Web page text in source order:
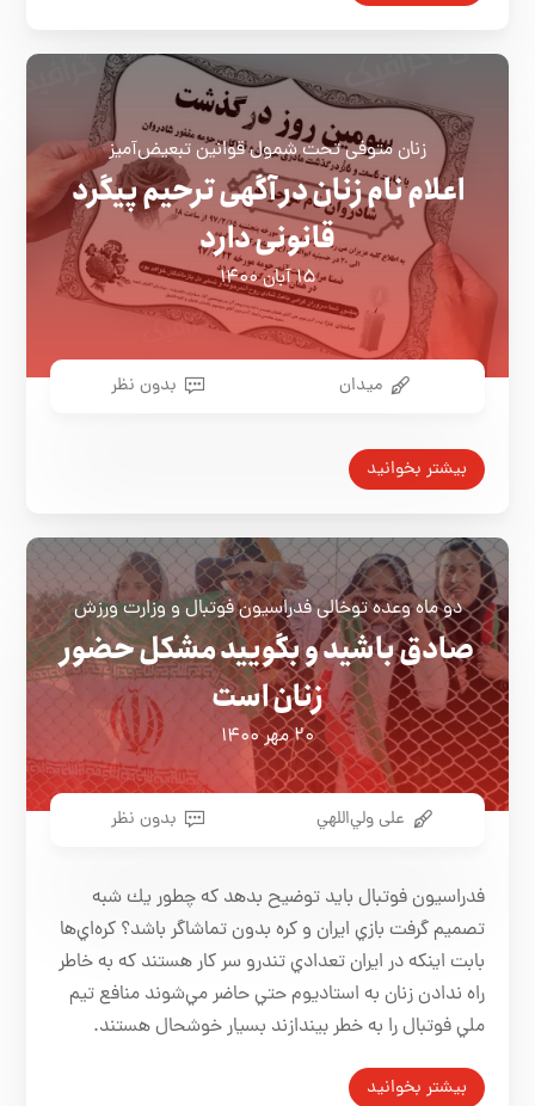
زنان متوفی تحت شمول قوانین تبعیض‌آمیز
اعلام نام زنان در آگهی ترحیم پیگرد
قانونی دارد
۱۵ آبان ۱۴۰۰
میدان بدون نظر
بیشتر بخوانید
دو ماه وعده توخالی فدراسيون فوتبال و وزارت ورزش
صادق باشید و بگویید مشکل حضور
زنان است
۲۰ مهر ۱۴۰۰
علی ولي‌اللهي بدون نظر
فدراسيون فوتبال بايد توضيح بدهد كه چطور يك شبه
تصميم گرفت بازي ایران و کره بدون تماشاگر باشد؟ كره‌اي‌ها
بابت اينكه در ايران تعدادي تندرو سر كار هستند كه به خاطر
راه ندادن زنان به استاديوم حتي حاضر مي‌شوند منافع تيم
ملي فوتبال را به خطر بيندازند بسيار خوشحال هستند.
بیشتر بخوانید